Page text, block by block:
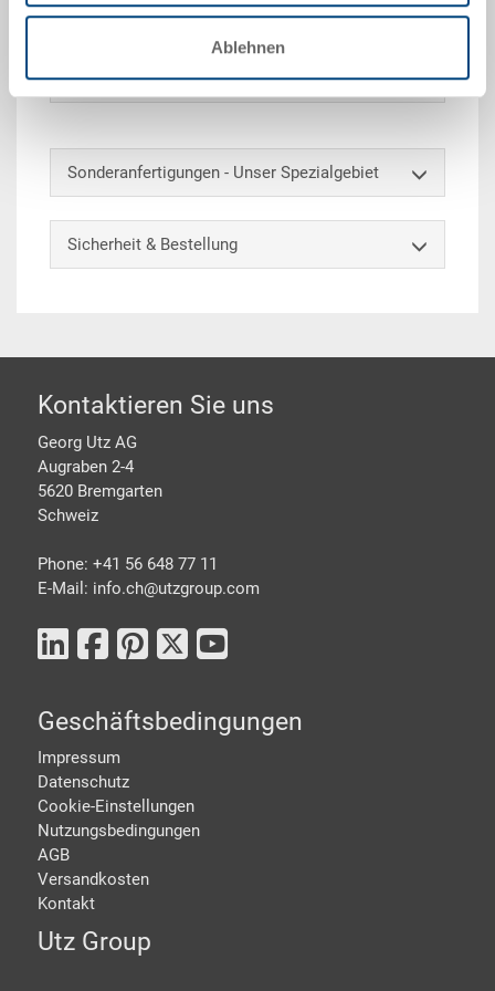
Ablehnen
gekennzeichnet und unterteilt werden.
Optionales Zubehör
Sonderanfertigungen - Unser Spezialgebiet
Sicherheit & Bestellung
Footer
Kontaktieren Sie uns
Georg Utz AG
Augraben 2-4
5620 Bremgarten
Schweiz
Phone: +41 56 648 77 11
E-Mail: info.ch@utzgroup.com
Geschäftsbedingungen
Impressum
Datenschutz
Cookie-Einstellungen
Nutzungsbedingungen
AGB
Versandkosten
Kontakt
Utz Group